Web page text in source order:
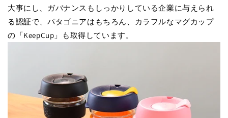
大事にし、ガバナンスもしっかりしている企業に与えられ
る認証で、パタゴニアはもちろん、カラフルなマグカップ
の「KeepCup」も取得しています。